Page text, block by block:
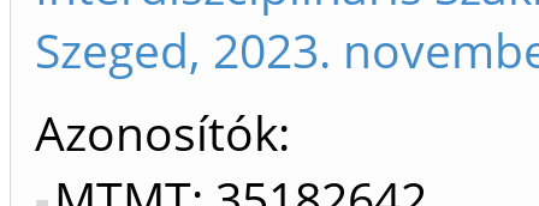
Szeged, 2023.
Azonosítók